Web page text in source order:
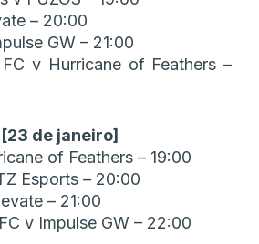
– 20:00
GW – 21:00
v Hurricane of Feathers –
de janeiro]
of Feathers – 19:00
Esports – 20:00
– 21:00
v Impulse GW – 22:00